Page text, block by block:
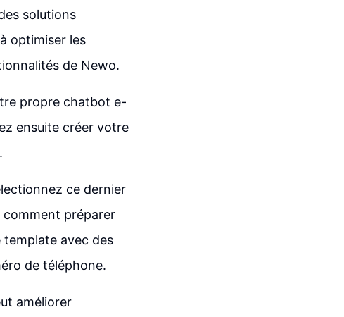
solutions
optimiser les
de Newo.
propre chatbot e-
ensuite créer votre
ce dernier
comment préparer
template avec des
de téléphone.
améliorer